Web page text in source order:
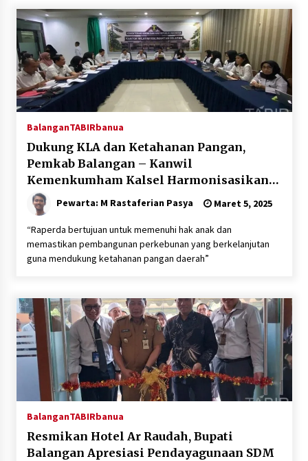
BalanganTABIRbanua
Dukung KLA dan Ketahanan Pangan,
Pemkab Balangan – Kanwil
Kemenkumham Kalsel Harmonisasikan
RaperdaPewarta: M Rastaferian Pasya Maret 5, 2025
“Raperda bertujuan untuk memenuhi hak anak dan
memastikan pembangunan perkebunan yang berkelanjutan
guna mendukung ketahanan pangan daerah”
BalanganTABIRbanua
Resmikan Hotel Ar Raudah, Bupati
Balangan Apresiasi Pendayagunaan SDM